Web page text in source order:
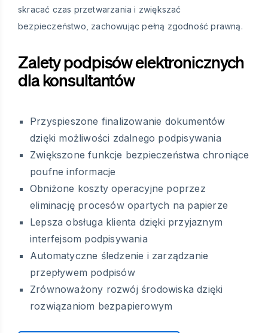
skracać czas przetwarzania i zwiększać
bezpieczeństwo, zachowując pełną zgodność prawną.
Zalety podpisów elektronicznych
dla konsultantów
Przyspieszone finalizowanie dokumentów
dzięki możliwości zdalnego podpisywania
Zwiększone funkcje bezpieczeństwa chroniące
poufne informacje
Obniżone koszty operacyjne poprzez
eliminację procesów opartych na papierze
Lepsza obsługa klienta dzięki przyjaznym
interfejsom podpisywania
Automatyczne śledzenie i zarządzanie
przepływem podpisów
Zrównoważony rozwój środowiska dzięki
rozwiązaniom bezpapierowym